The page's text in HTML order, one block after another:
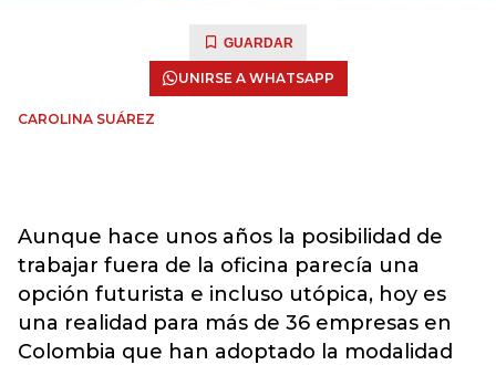
GUARDAR
UNIRSE A WHATSAPP
CAROLINA SUÁREZ
Aunque hace unos años la posibilidad de
trabajar fuera de la oficina parecía una
opción futurista e incluso utópica, hoy es
una realidad para más de 36 empresas en
Colombia que han adoptado la modalidad